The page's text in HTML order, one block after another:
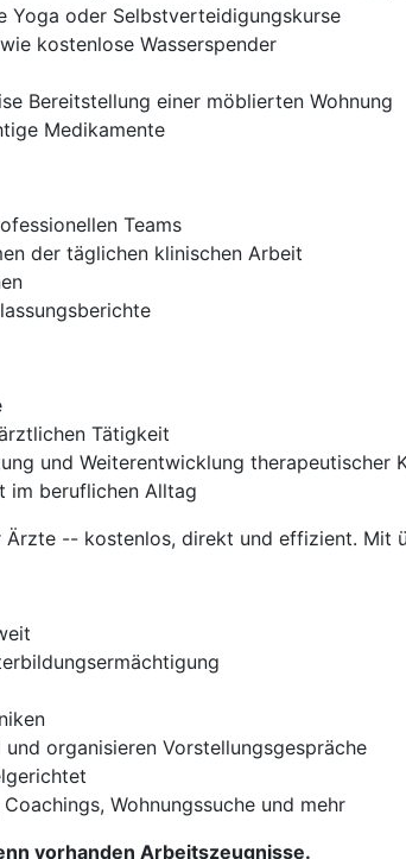
Yoga oder Selbstverteidigungskurse
kostenlose Wasserspender
Bereitstellung einer möblierten Wohnung
Medikamente
Teams
der täglichen klinischen Arbeit
Tätigkeit
und Weiterentwicklung therapeutischer
im beruflichen Alltag
-- kostenlos, direkt und effizient. Mit
organisieren Vorstellungsgespräche
Wohnungssuche und mehr
vorhanden Arbeitszeugnisse.